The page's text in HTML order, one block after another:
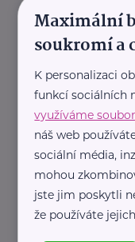
Maximální
soukromí a
K personalizaci
funkcí sociálních
využíváme
náš web
sociální média,
mohou
jste jim poskytli
že používáte